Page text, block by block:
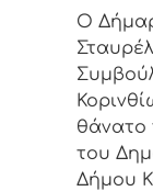
Ο
του
Δήμου